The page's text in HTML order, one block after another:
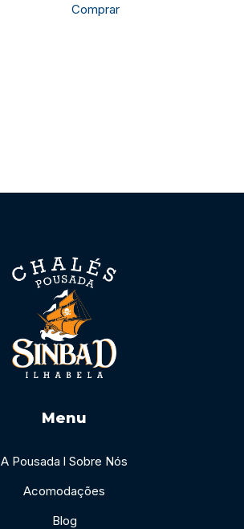
Comprar
Menu
A Pousada l Sobre Nós
Acomodações
Blog